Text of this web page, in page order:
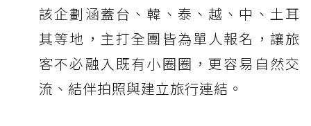
該企劃涵蓋台、韓、泰、越、中、土耳
其等地，主打全團皆為單人報名，讓旅
客不必融入既有小圈圈，更容易自然交
流、結伴拍照與建立旅行連結。